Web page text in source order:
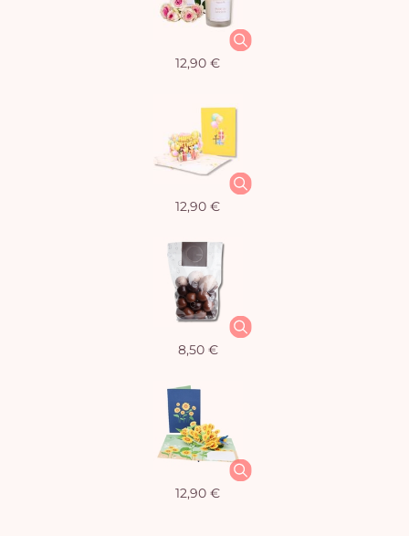
12,90 €
12,90 €
8,50 €
12,90 €